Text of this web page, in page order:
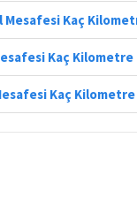
Mesafesi Kaç
Kaç Kilometre
Kaç Kilometre